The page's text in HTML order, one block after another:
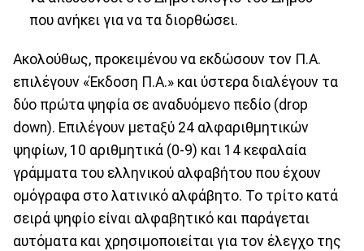
που ανήκει για να τα διορθώσει.
Ακολούθως, προκειμένου να εκδώσουν τον Π.Α.
επιλέγουν «Έκδοση Π.Α.» και ύστερα διαλέγουν τα
δύο πρώτα ψηφία σε αναδυόμενο πεδίο (drop
down). Επιλέγουν μεταξύ 24 αλφαριθμητικών
ψηφίων, 10 αριθμητικά (0-9) και 14 κεφαλαία
γράμματα του ελληνικού αλφαβήτου που έχουν
ομόγραφα στο λατινικό αλφάβητο. Το τρίτο κατά
σειρά ψηφίο είναι αλφαβητικό και παράγεται
αυτόματα και χρησιμοποιείται για τον έλεγχο της